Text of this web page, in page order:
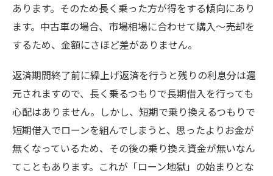
あります。そのため長く乗った方が得をする傾向にあり
ます。中古車の場合、市場相場に合わせて購入〜売却を
するため、金額にさほど差がありません。
返済期間終了前に繰上げ返済を行うと残りの利息分は還
元されますので、長く乗るつもりで長期借入を行っても
心配はありません。しかし、短期で乗り換えるつもりで
短期借入でローンを組んでしまうと、思ったよりお金が
無くなっているため、その後の乗り換え資金が無いなん
てこともあります。これが「ローン地獄」の始まりとな